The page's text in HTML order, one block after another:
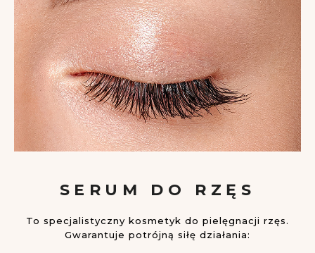
SERUM DO RZĘS
To specjalistyczny kosmetyk do pielęgnacji rzęs.
Gwarantuje potrójną siłę działania: